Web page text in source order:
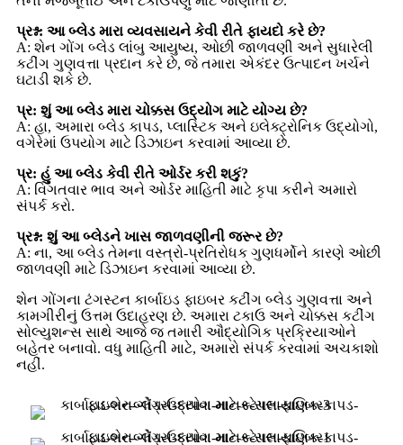
પ્રશ્ન: આ બ્લેડ મારા વ્યવસાયને કેવી રીતે ફાયદો કરે છે?
A: શેન ગોંગ બ્લેડ લાંબુ આયુષ્ય, ઓછી જાળવણી અને સુધારેલી
કટીંગ ગુણવત્તા પ્રદાન કરે છે, જે તમારા એકંદર ઉત્પાદન ખર્ચને
ઘટાડી શકે છે.
પ્ર: શું આ બ્લેડ મારા ચોક્કસ ઉદ્યોગ માટે યોગ્ય છે?
A: હા, અમારા બ્લેડ કાપડ, પ્લાસ્ટિક અને ઇલેક્ટ્રોનિક ઉદ્યોગો,
વગેરેમાં ઉપયોગ માટે ડિઝાઇન કરવામાં આવ્યા છે.
પ્ર: હું આ બ્લેડ કેવી રીતે ઓર્ડર કરી શકું?
A: વિગતવાર ભાવ અને ઓર્ડર માહિતી માટે કૃપા કરીને અમારો
સંપર્ક કરો.
પ્રશ્ન: શું આ બ્લેડને ખાસ જાળવણીની જરૂર છે?
A: ના, આ બ્લેડ તેમના વસ્ત્રો-પ્રતિરોધક ગુણધર્મોને કારણે ઓછી
જાળવણી માટે ડિઝાઇન કરવામાં આવ્યા છે.
શેન ગોંગના ટંગસ્ટન કાર્બાઇડ ફાઇબર કટીંગ બ્લેડ ગુણવત્તા અને
કામગીરીનું ઉત્તમ ઉદાહરણ છે. અમારા ટકાઉ અને ચોક્કસ કટીંગ
સોલ્યુશન્સ સાથે આજે જ તમારી ઔદ્યોગિક પ્રક્રિયાઓને
બહેતર બનાવો. વધુ માહિતી માટે, અમારો સંપર્ક કરવામાં અચકાશો
નહીં.